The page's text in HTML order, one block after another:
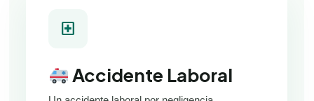
local_hospital
Accidente Laboral